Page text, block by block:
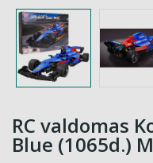
RC valdomas
Blue (1065d.)